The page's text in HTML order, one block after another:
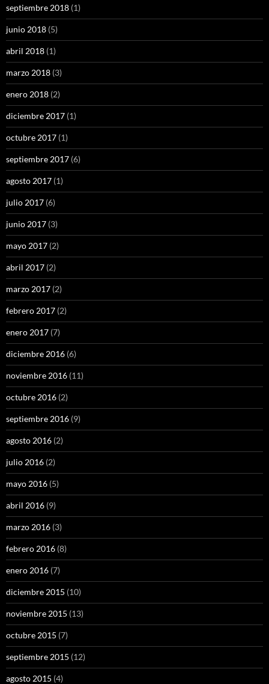
septiembre 2018 (1)
junio 2018 (5)
abril 2018 (1)
marzo 2018 (3)
enero 2018 (2)
diciembre 2017 (1)
octubre 2017 (1)
septiembre 2017 (6)
agosto 2017 (1)
julio 2017 (6)
junio 2017 (3)
mayo 2017 (2)
abril 2017 (2)
marzo 2017 (2)
febrero 2017 (2)
enero 2017 (7)
diciembre 2016 (6)
noviembre 2016 (11)
octubre 2016 (2)
septiembre 2016 (9)
agosto 2016 (2)
julio 2016 (2)
mayo 2016 (5)
abril 2016 (9)
marzo 2016 (3)
febrero 2016 (8)
enero 2016 (7)
diciembre 2015 (10)
noviembre 2015 (13)
octubre 2015 (7)
septiembre 2015 (12)
agosto 2015 (4)